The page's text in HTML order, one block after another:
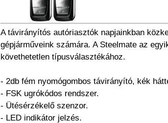
A távirányítós autóriasztók napjainkban
gépjárműveink számára. A Steelmate az
követhetetlen típusválasztékához.
- 2db fém nyomógombos távirányító, kék
- FSK ugrókódos rendszer.
- Ütésérzékelő szenzor.
- LED indikátor jelzés.